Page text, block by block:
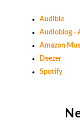
Audible
Audioblog -
Amazon
Deezer
Spotify